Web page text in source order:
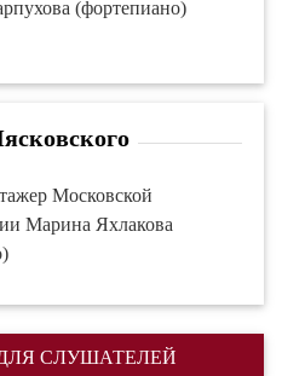
(фортепиано)
Московской
Марина Яхлакова
СЛУШАТЕЛЕЙ